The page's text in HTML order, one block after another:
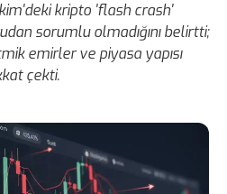
kripto 'flash crash'
sorumlu olmadığını belirtti;
emirler ve piyasa yapısı
çekti.